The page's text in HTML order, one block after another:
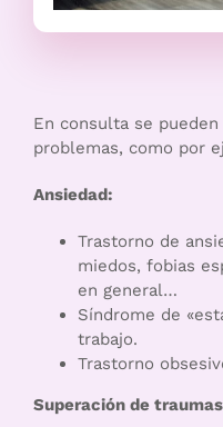
En consulta se
problemas, como por
Ansiedad:
Trastorno de
miedos, fobias
en general…
Síndrome de
trabajo.
Trastorno
Superación de traumas